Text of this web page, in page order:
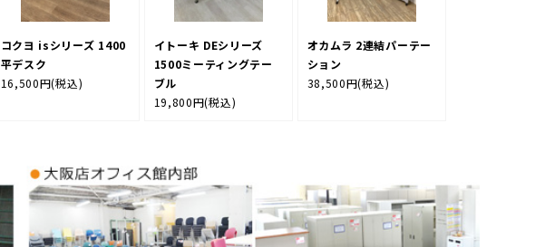
コクヨ isシリーズ 1400
平デスク
16,500円(税込)
イトーキ DEシリーズ
1500ミーティングテー
ブル
19,800円(税込)
オカムラ 2連結パーテー
ション
38,500円(税込)